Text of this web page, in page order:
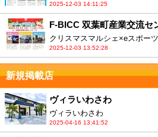
2025-12-03 14:11:25
F-BICC 双葉町産業交流セ
クリスマスマルシェ×eスポー
2025-12-03 13:52:28
新規掲載店
ヴィラいわさわ
ヴィラいわさわ
2025-04-16 13:41:52